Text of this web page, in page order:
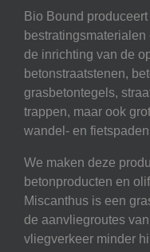
Bio Bound
de inrichting van de
betonstraatstenen,
grasbetontegels,
trappen, maar ook
wandel- en
We maken deze
betonproducten en
Miscanthus is een
de aanvliegroutes
vliegverkeer minder